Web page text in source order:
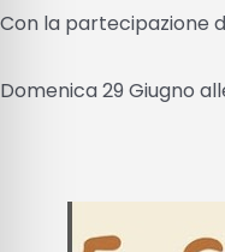
Con la partecipazione
Domenica 29 Giugno